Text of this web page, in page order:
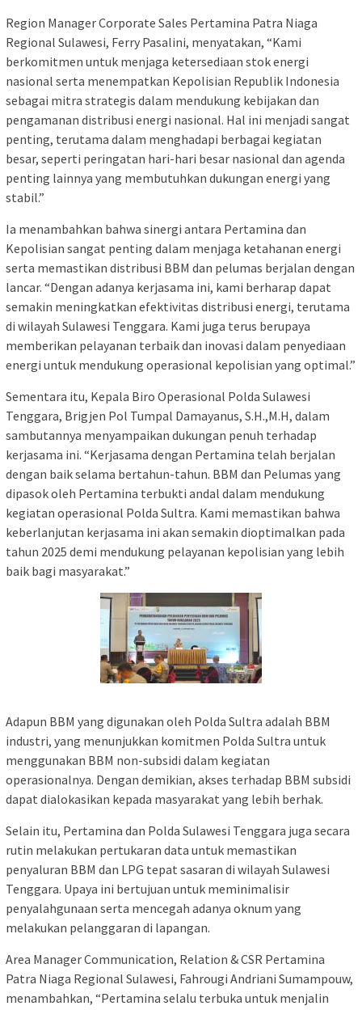
Region Manager Corporate Sales Pertamina Patra Niaga
Regional Sulawesi, Ferry Pasalini, menyatakan, “Kami
berkomitmen untuk menjaga ketersediaan stok energi
nasional serta menempatkan Kepolisian Republik Indonesia
sebagai mitra strategis dalam mendukung kebijakan dan
pengamanan distribusi energi nasional. Hal ini menjadi sangat
penting, terutama dalam menghadapi berbagai kegiatan
besar, seperti peringatan hari-hari besar nasional dan agenda
penting lainnya yang membutuhkan dukungan energi yang
stabil.”
Ia menambahkan bahwa sinergi antara Pertamina dan
Kepolisian sangat penting dalam menjaga ketahanan energi
serta memastikan distribusi BBM dan pelumas berjalan dengan
lancar. “Dengan adanya kerjasama ini, kami berharap dapat
semakin meningkatkan efektivitas distribusi energi, terutama
di wilayah Sulawesi Tenggara. Kami juga terus berupaya
memberikan pelayanan terbaik dan inovasi dalam penyediaan
energi untuk mendukung operasional kepolisian yang optimal.”
Sementara itu, Kepala Biro Operasional Polda Sulawesi
Tenggara, Brigjen Pol Tumpal Damayanus, S.H.,M.H, dalam
sambutannya menyampaikan dukungan penuh terhadap
kerjasama ini. “Kerjasama dengan Pertamina telah berjalan
dengan baik selama bertahun-tahun. BBM dan Pelumas yang
dipasok oleh Pertamina terbukti andal dalam mendukung
kegiatan operasional Polda Sultra. Kami memastikan bahwa
keberlanjutan kerjasama ini akan semakin dioptimalkan pada
tahun 2025 demi mendukung pelayanan kepolisian yang lebih
baik bagi masyarakat.”
Adapun BBM yang digunakan oleh Polda Sultra adalah BBM
industri, yang menunjukkan komitmen Polda Sultra untuk
menggunakan BBM non-subsidi dalam kegiatan
operasionalnya. Dengan demikian, akses terhadap BBM subsidi
dapat dialokasikan kepada masyarakat yang lebih berhak.
Selain itu, Pertamina dan Polda Sulawesi Tenggara juga secara
rutin melakukan pertukaran data untuk memastikan
penyaluran BBM dan LPG tepat sasaran di wilayah Sulawesi
Tenggara. Upaya ini bertujuan untuk meminimalisir
penyalahgunaan serta mencegah adanya oknum yang
melakukan pelanggaran di lapangan.
Area Manager Communication, Relation & CSR Pertamina
Patra Niaga Regional Sulawesi, Fahrougi Andriani Sumampouw,
menambahkan, “Pertamina selalu terbuka untuk menjalin